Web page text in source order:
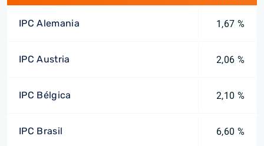
IPC Alemania 1,67 %
IPC Austria 2,06 %
IPC Bélgica 2,10 %
IPC Brasil 6,60 %